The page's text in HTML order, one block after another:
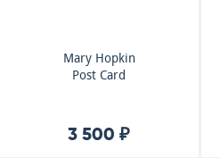
Mary Hopkin
Post Card
3 500 ₽